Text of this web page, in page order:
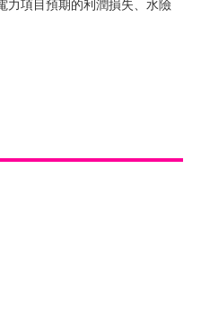
力項目預期的利潤損失、水險